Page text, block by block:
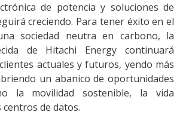
de potencia y soluciones de
creciendo. Para tener éxito en el
sociedad neutra en carbono, la
de Hitachi Energy continuará
actuales y futuros, yendo más
un abanico de oportunidades
la movilidad sostenible, la vida
de datos.